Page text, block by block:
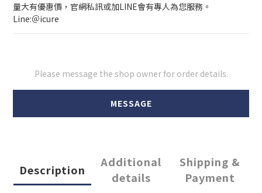
量大有優惠價，官網私訊或加LINE會有專人為您服務。
Line:＠icure
Please message the shop owner for order details.
MESSAGE
Description
Additional
details
Shipping &
Payment